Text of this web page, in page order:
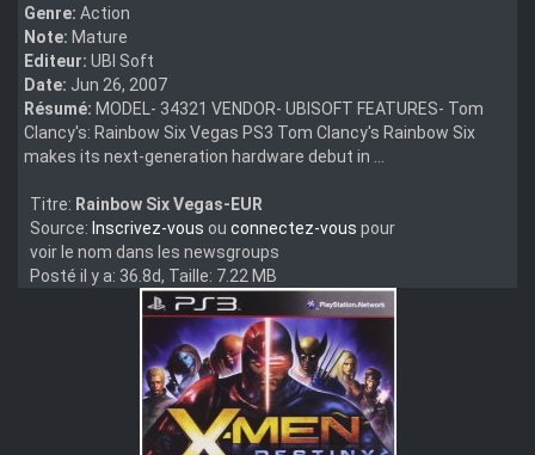
Genre: Action
Note: Mature
Editeur: UBI Soft
Date: Jun 26, 2007
Résumé: MODEL- 34321 VENDOR- UBISOFT FEATURES- Tom
Clancy's: Rainbow Six Vegas PS3 Tom Clancy's Rainbow Six
makes its next-generation hardware debut in ...
Titre: Rainbow Six Vegas-EUR
Source: Inscrivez-vous ou connectez-vous pour
voir le nom dans les newsgroups
Posté il y a: 36.8d, Taille: 7.22 MB